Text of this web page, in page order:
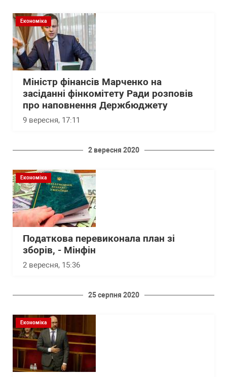
Економіка
Міністр фінансів Марченко на
засіданні фінкомітету Ради розповів
про наповнення Держбюджету
9 вересня, 17:11
2 вересня 2020
Економіка
Податкова перевиконала план зі
зборів, - Мінфін
2 вересня, 15:36
25 серпня 2020
Економіка